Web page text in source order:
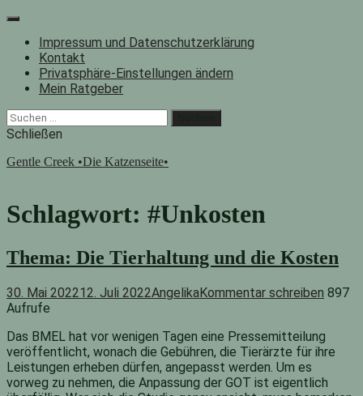
Zum
springenImpressum und Datenschutzerklärung
Kontakt
Privatsphäre-Einstellungen ändern
Mein Ratgeber
Facebook
Instagram
"Suche"-
Button
Suchen
nach:
Schließen
Gentle Creek •Die Katzenseite•
Schlagwort: #Unkosten
Thema: Die Tierhaltung und die Kosten
30. Mai 202212. Juli 2022AngelikaKommentar schreiben 897
Aufrufe
Das BMEL hat vor wenigen Tagen eine Pressemitteilung
veröffentlicht, wonach die Gebühren, die Tierärzte für ihre
Leistungen erheben dürfen, angepasst werden. Um es
vorweg zu nehmen, die Anpassung der GOT ist eigentlich